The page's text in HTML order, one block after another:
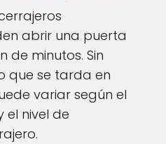
abrir una puerta
de minutos. Sin
que se tarda en
variar según el
nivel de